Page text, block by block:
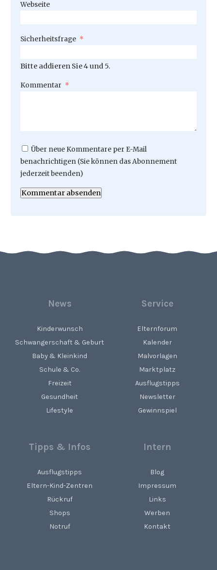
Webseite
Pflichtfeld
Sicherheitsfrage *
Bitte addieren Sie 4 und 5.
Pflichtfeld
Kommentar *
Über neue Kommentare per E-Mail
benachrichtigen (Sie können das Abonnement
jederzeit beenden)
Kommentar absenden
News
Kinderwunsch
Schwangerschaft & Geburt
Baby & Kleinkind
Schule & Co.
Freizeit
Gesundheit
Lifestyle
Service
Elternforum
Kalender
Malvorlagen
Marktplatz
Ausflugstipps
Newsletter
Gewinnspiel
Tipps & Infos
Ausflugstipps
Eltern-Kind-Zentren
Rückruf
Shops
Notruf
Intern
Blog
Impressum
Links
Werben
Kontakt